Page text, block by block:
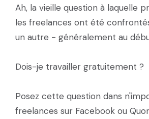
Ah, la vieille question à laquelle
les freelances ont été
un autre - généralement au
Dois-je travailler gratuitement ?
Posez cette question dans
freelances sur Facebook ou